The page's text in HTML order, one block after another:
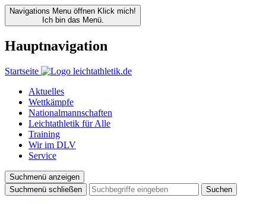
Navigations Menu öffnen Klick mich!
Ich bin das Menü.
Hauptnavigation
Startseite
Aktuelles
Wettkämpfe
Nationalmannschaften
Leichtathletik für Alle
Training
Wir im DLV
Service
Suchmenü anzeigen
Suchmenü schließen
Suchen